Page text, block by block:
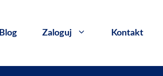
Blog Zaloguj Kontakt